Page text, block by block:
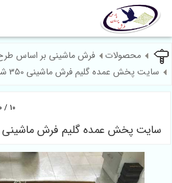
محصولات فرش ماشینی بر اساس طرح
سایت پخش عمده گلیم فرش ماشینی 350 شانه
سایت پخش عمده گلیم فرش ماشینی 350 شانه
10 / 10